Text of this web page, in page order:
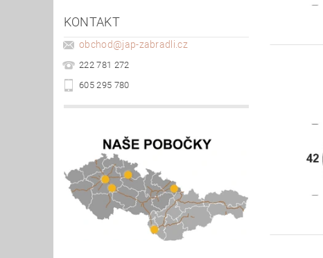
KONTAKT
obchod@jap-zabradli.cz
222 781 272
605 295 780